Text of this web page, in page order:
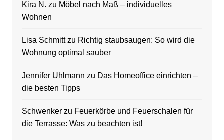
Kira N. zu Möbel nach Maß – individuelles
Wohnen
Lisa Schmittzu Richtig staubsaugen: So wird die
Wohnung optimal sauber
Jennifer Uhlmann zu Das Homeoffice einrichten –
die besten Tipps
Schwenkerzu Feuerkörbe und Feuerschalen für
die Terrasse: Was zu beachten ist!